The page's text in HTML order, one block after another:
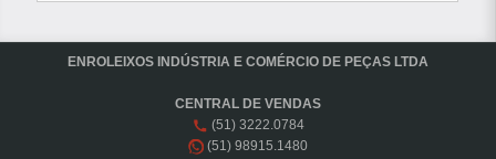
ENROLEIXOS INDÚSTRIA E COMÉRCIO DE PEÇAS LTDA
CENTRAL DE VENDAS
(51) 3222.0784
(51) 98915.1480